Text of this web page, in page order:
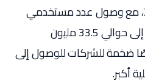
نحو 8.5 مليار ريال في 2026، مع وصول عدد مستخدمي
وسائل التواصل الاجتماعي إلى حوالي 33.5 مليون
ضخمة للشركات للوصول إلى
أكبر.